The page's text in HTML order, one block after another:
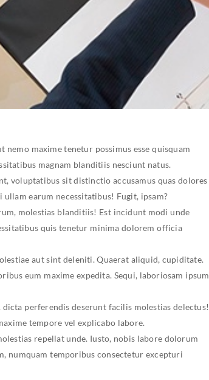
maxime tenetur possimus esse quisquam
magnam blanditiis nesciunt natus.
voluptatibus sit distinctio accusamus quas dolores
earum necessitatibus! Fugit, ipsam?
molestias blanditiis! Est incidunt modi unde
quis tenetur minima dolorem officia
aut sint deleniti. Quaerat aliquid, cupiditate.
eum maxime expedita. Sequi, laboriosam ipsum
perferendis deserunt facilis molestias delectus!
tempore vel explicabo labore.
repellat unde. Iusto, nobis labore dolorum
numquam temporibus consectetur excepturi